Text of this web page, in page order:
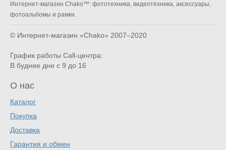
Интернет-магазин Chako™: фототехника, видеотехника, аксессуары,
фотоальбомы и рамки.
© Интернет-магазин «Chako» 2007–2020
График работы Call-центра:
В будние дни с 9 до 16
О нас
Каталог
Покупка
Доставка
Гарантия и обмен